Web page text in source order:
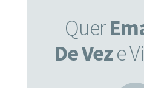
Quer
De Veze